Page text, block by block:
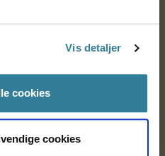
Vis detaljer
cookies
cookies